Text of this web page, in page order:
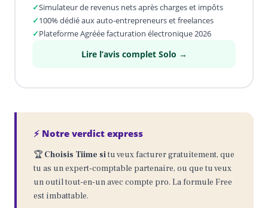
✓Simulateur de revenus nets après charges et impôts
✓100% dédié aux auto-entrepreneurs et freelances
✓Plateforme Agréée facturation électronique 2026
Lire l’avis complet Solo →
⚡ Notre verdict express
🏆 Choisis Tiime situ veux facturer gratuitement, que
tu as un expert-comptable partenaire, ou que tu veux
un outil tout-en-un avec compte pro. La formule Free
est imbattable.